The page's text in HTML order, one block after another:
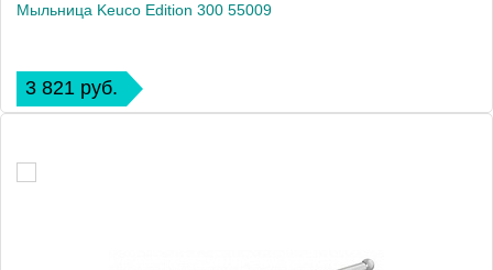
Мыльница Keuco Edition 300 55009
3 821 руб.